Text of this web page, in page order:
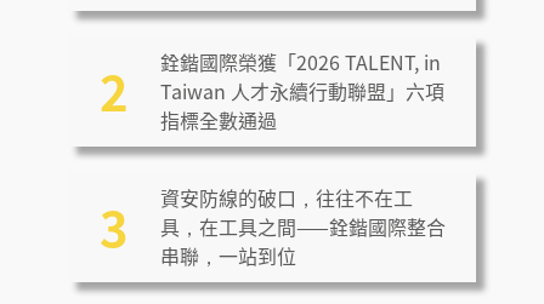
2
銓鍇國際榮獲「2026 TALENT, in
Taiwan 人才永續行動聯盟」六項
指標全數通過
3
資安防線的破口，往往不在工
具，在工具之間——銓鍇國際整合
串聯，一站到位